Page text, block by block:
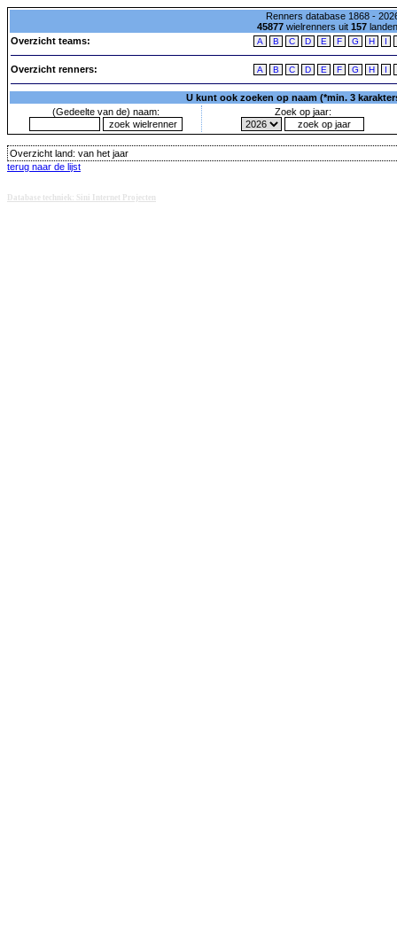
Renners database 1868 -
45877wielrenners uit 157
Overzicht teams:
A B C D E F G H I
Overzicht renners: A B C D E F G H I
U kunt ook zoeken op naam (*min. 3
(Gedeelte van de) naam:
Zoek op jaar:
Overzicht land: van het jaar
terug naar de lijst
Database techniek: Sini Internet Projecten